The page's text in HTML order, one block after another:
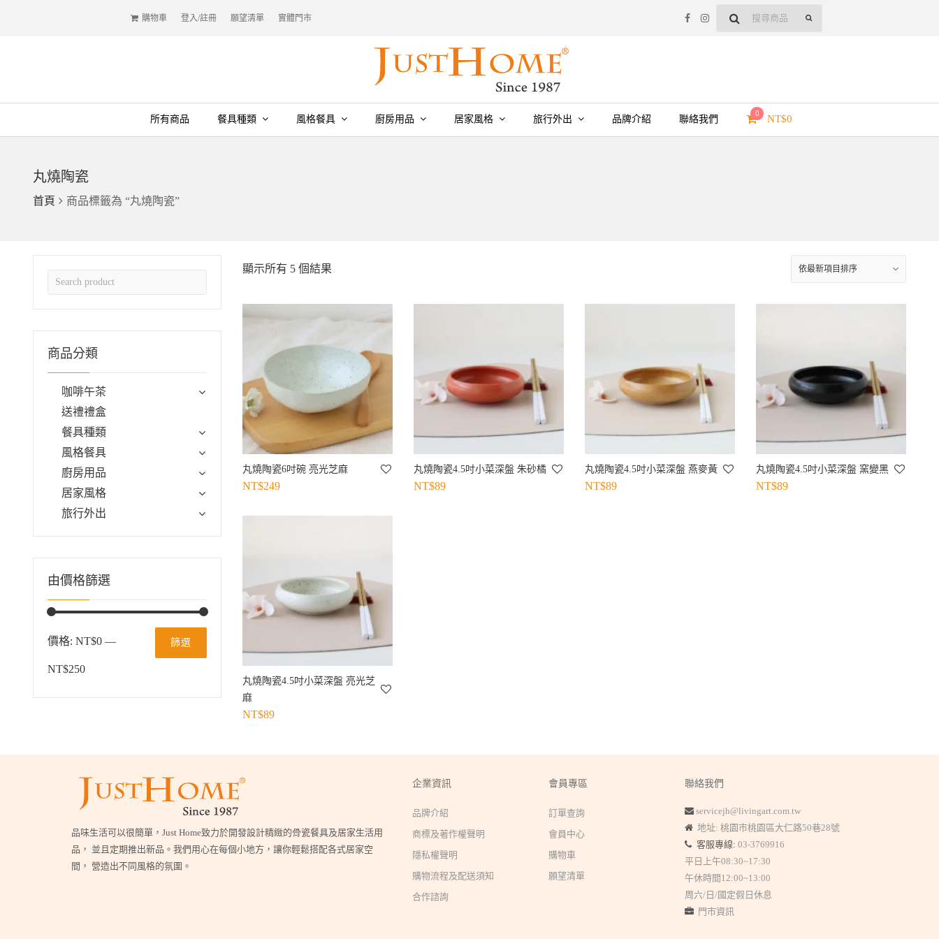
購物車 登入/註冊 願望清單 實體門市
所有商品 餐具種類 風格餐具 廚房用品 居家風格 旅行外出 品牌介紹 聯絡我們
0 NT$0
丸燒陶瓷
首頁 商品標籤為 “丸燒陶瓷”
顯示所有 5 個結果
丸燒陶瓷6吋碗 亮光芝麻
NT$249
丸燒陶瓷4.5吋小菜深盤 朱砂橘
NT$89
丸燒陶瓷4.5吋小菜深盤 燕麥黃
NT$89
丸燒陶瓷4.5吋小菜深盤 窯變黑
NT$89
丸燒陶瓷4.5吋小菜深盤 亮光芝
麻
NT$89
商品分類
咖啡午茶
送禮禮盒
餐具種類
風格餐具
廚房用品
居家風格
旅行外出
由價格篩選
篩選
價格: NT$0 —
NT$250
品味生活可以很簡單，Just Home致力於開發設計精緻的骨瓷餐具及居家生活用
品， 並且定期推出新品。我們用心在每個小地方，讓你輕鬆搭配各式居家空
間， 營造出不同風格的氛圍。
企業資訊
品牌介紹
商標及著作權聲明
隱私權聲明
購物流程及配送須知
合作諮詢
會員專區
訂單查詢
會員中心
購物車
願望清單
聯絡我們
servicejh@livingart.com.tw
地址: 桃園市桃園區大仁路50巷28號
客服專線: 03-3769916
平日上午08:30~17:30
午休時間12:00~13:00
周六/日/國定假日休息
門市資訊